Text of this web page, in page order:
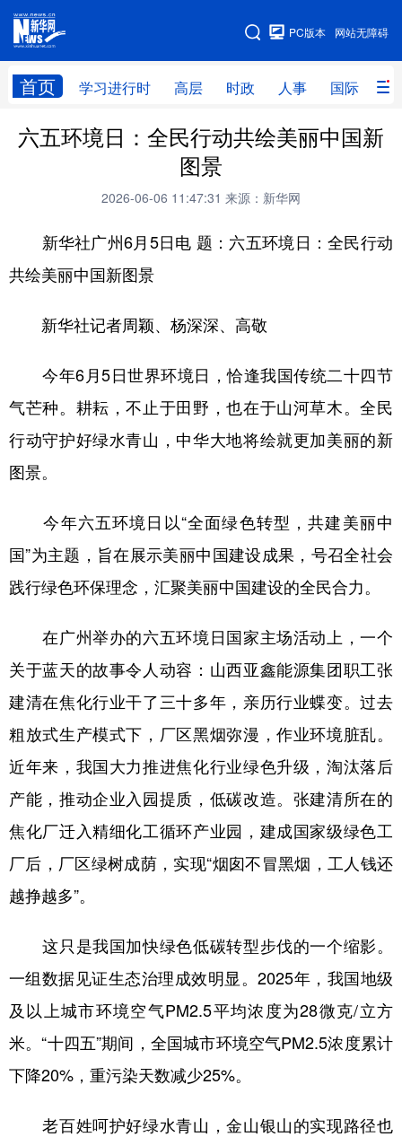
网站无障碍
PC版本
首页 学习进行时 高层 时政 人事 国际 财
网站地图
学习进行时 高层 时政 人事
全球连线
科技 科创 量子 体育
文化 书画
访谈 视频 图片
食品 人居 信息化 数字经济
学术中国 乡村振兴 银龄 溯源中国
彩票 娱乐 时尚 悦读
公益 一带一路 亚太网 上市公司
文化产业
地方频道
北京 天津 河北 山西
辽宁 吉林 上海 江苏
浙江 安徽 福建 江西
山东 河南 湖北 湖南
四川
新疆 内蒙古 黑龙江
English Español Français
六五环境日：全民行动共绘美丽中国新
图景
2026-06-06 11:47:31 来源：新华网
新华社广州6月5日电 题：六五环境日：全民行动
共绘美丽中国新图景
新华社记者周颖、杨深深、高敬
今年6月5日世界环境日，恰逢我国传统二十四节
气芒种。耕耘，不止于田野，也在于山河草木。全民
行动守护好绿水青山，中华大地将绘就更加美丽的新
图景。
今年六五环境日以“全面绿色转型，共建美丽中
国”为主题，旨在展示美丽中国建设成果，号召全社会
践行绿色环保理念，汇聚美丽中国建设的全民合力。
在广州举办的六五环境日国家主场活动上，一个
关于蓝天的故事令人动容：山西亚鑫能源集团职工张
建清在焦化行业干了三十多年，亲历行业蝶变。过去
粗放式生产模式下，厂区黑烟弥漫，作业环境脏乱。
近年来，我国大力推进焦化行业绿色升级，淘汰落后
产能，推动企业入园提质，低碳改造。张建清所在的
焦化厂迁入精细化工循环产业园，建成国家级绿色工
厂后，厂区绿树成荫，实现“烟囱不冒黑烟，工人钱还
越挣越多”。
这只是我国加快绿色低碳转型步伐的一个缩影。
一组数据见证生态治理成效明显。2025年，我国地级
及以上城市环境空气PM2.5平均浓度为28微克/立方
米。“十四五”期间，全国城市环境空气PM2.5浓度累计
下降20%，重污染天数减少25%。
老百姓呵护好绿水青山，金山银山的实现路径也